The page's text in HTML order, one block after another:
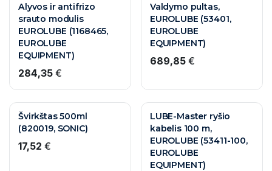
Alyvos ir antifrizo
srauto modulis
EUROLUBE (1168465,
EUROLUBE
EQUIPMENT)
284,35 €
Valdymo pultas,
EUROLUBE (53401,
EUROLUBE
EQUIPMENT)
689,85€
10 M. GARANTIJA
Švirkštas 500ml
(820019, SONIC)
17,52 €
LUBE-Master ryšio
kabelis 100 m,
EUROLUBE (53411-100,
EUROLUBE
EQUIPMENT)